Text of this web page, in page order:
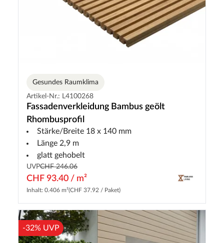
Gesundes Raumklima
Artikel-Nr.: L4100268
Fassadenverkleidung Bambus geölt
Rhombusprofil
Stärke/Breite 18 x 140 mm
Länge 2,9 m
glatt gehobelt
UVPCHF 246.06
CHF 93.40 / m²
Inhalt: 0.406 m²(CHF 37.92 / Paket)
-32% UVP